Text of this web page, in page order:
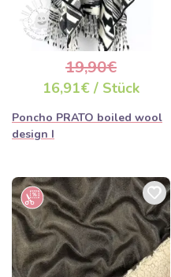
19,90€
16,91€ / Stück
Poncho PRATO boiled wool
design I